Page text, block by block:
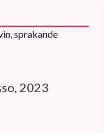
sprakande
2023